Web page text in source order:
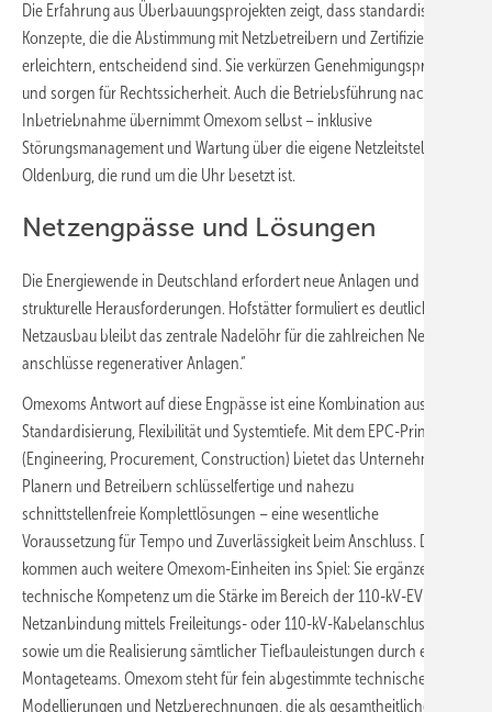
Die Erfahrung aus Überbauungsprojekten zeigt, dass standardisierte
Konzepte, die die Abstimmung mit Netzbetreibern und Zertifizierern
erleichtern, entscheidend sind. Sie verkürzen Genehmigungsprozesse
und sorgen für Rechtssicherheit. Auch die Betriebsführung nach
Inbetriebnahme übernimmt Omexom selbst – inklusive
Störungsmanagement und Wartung über die eigene Netzleitstelle in
Oldenburg, die rund um die Uhr besetzt ist.
Netzengpässe und Lösungen
Die Energiewende in Deutschland erfordert neue Anlagen und bringt
strukturelle Herausforderungen. Hofstätter formuliert es deutlich: „Der
Netzausbau bleibt das zentrale Nadelöhr für die zahlreichen Netz­
anschlüsse regenerativer Anlagen.“
Omexoms Antwort auf diese Engpässe ist eine Kombination aus
Standardisierung, Flexibilität und Systemtiefe. Mit dem EPC-Prinzip
(Engineering, Procurement, Construction) bietet das Unternehmen
Planern und Betreibern schlüsselfertige und nahezu
schnittstellenfreie Komplettlösungen – eine wesentliche
Voraussetzung für Tempo und Zuverlässigkeit beim Anschluss. Dabei
kommen auch weitere Omexom-Einheiten ins Spiel: Sie ergänzen die
technische Kompetenz um die Stärke im Bereich der 110-kV-EVU-
Netzanbindung mittels Freileitungs- oder 110-kV-Kabelanschluss
sowie um die Realisierung sämtlicher Tiefbauleistungen durch eigene
Montageteams. Omexom steht für fein abgestimmte technische
Modellierungen und Netzberechnungen, die als gesamtheitlicher